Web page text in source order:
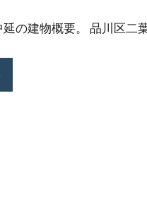
延の建物概要。 品川区二